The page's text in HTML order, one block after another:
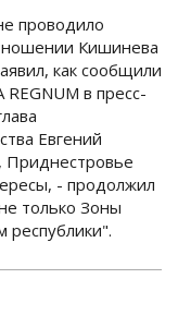
проводило
Кишинева
как сообщили
в пресс-
Евгений
Приднестровье
- продолжил
только Зоны
республики".